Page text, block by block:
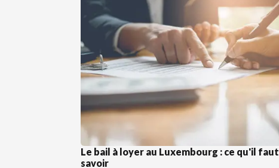
Le bail à loyer au Luxembourg : ce qu'il faut
savoir